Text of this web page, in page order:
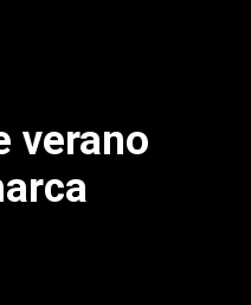
verano